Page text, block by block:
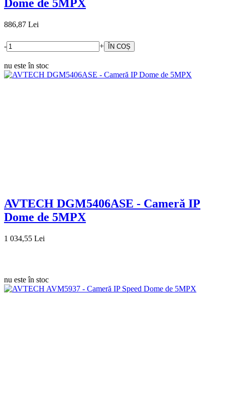
Dome de 5MPX
886,87 Lei
- +
nu este în stoc
AVTECH DGM5406ASE - Cameră IP
Dome de 5MPX
1 034,55 Lei
nu este în stoc